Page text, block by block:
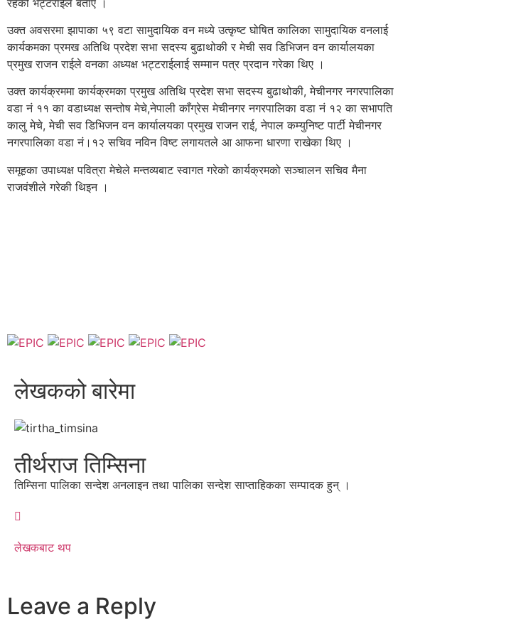
उक्त अवसरमा झापाका ५९ वटा सामुदायिक वन मध्ये उत्कृष्ट घोषित कालिका सामुदायिक वनलाई
कार्यकमका प्रमख अतिथि प्रदेश सभा सदस्य बुढाथोकी र मेची सव डिभिजन वन कार्यालयका
प्रमुख राजन राईले वनका अध्यक्ष भट्टराईलाई सम्मान पत्र प्रदान गरेका थिए ।
उक्त कार्यक्रममा कार्यक्रमका प्रमुख अतिथि प्रदेश सभा सदस्य बुढाथोकी, मेचीनगर नगरपालिका
वडा नं ११ का वडाध्यक्ष सन्तोष मेचे,नेपाली काँग्रेस मेचीनगर नगरपालिका वडा नं १२ का सभापति
कालु मेचे, मेची सव डिभिजन वन कार्यालयका प्रमुख राजन राई, नेपाल कम्युनिष्ट पार्टी मेचीनगर
नगरपालिका वडा नं।१२ सचिव नविन विष्ट लगायतले आ आफना धारणा राखेका थिए ।
समूहका उपाध्यक्ष पवित्रा मेचेले मन्तव्यबाट स्वागत गरेको कार्यक्रमको सञ्चालन सचिव मैना
राजवंशीले गरेकी थिइन ।
लेखकको बारेमा
तीर्थराज तिम्सिना
तिम्सिना पालिका सन्देश अनलाइन तथा पालिका सन्देश साप्ताहिकका सम्पादक हुन् ।
लेखकबाट थप
Leave a Reply